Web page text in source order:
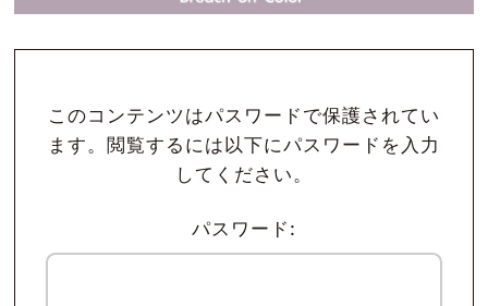
このコンテンツはパスワードで保護されてい
ます。閲覧するには以下にパスワードを入力
してください。
パスワード: